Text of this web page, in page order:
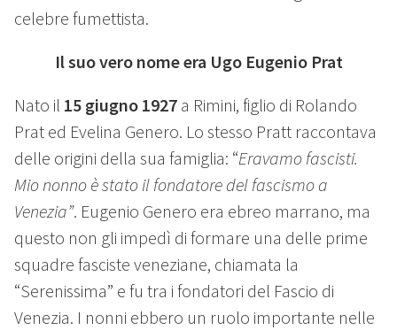
celebre fumettista.
Il suo vero nome era Ugo Eugenio Prat
Nato il 15 giugno 1927 a Rimini, figlio di Rolando
Prat ed Evelina Genero. Lo stesso Pratt raccontava
delle origini della sua famiglia: “Eravamo fascisti.
Mio nonno è stato il fondatore del fascismo a
Venezia”. Eugenio Genero era ebreo marrano, ma
questo non gli impedì di formare una delle prime
squadre fasciste veneziane, chiamata la
“Serenissima” e fu tra i fondatori del Fascio di
Venezia. I nonni ebbero un ruolo importante nelle